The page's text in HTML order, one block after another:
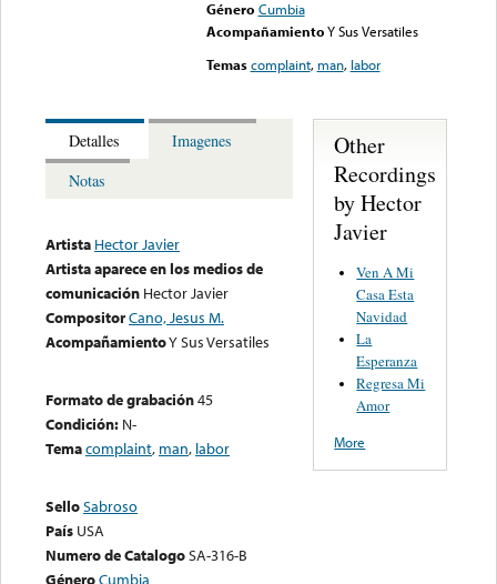
Género Cumbia
AcompañamientoY Sus Versatiles
Temas complaint, man, labor
Detalles
Imagenes
Notas
Artista Hector Javier
Artista aparece en los medios de
comunicación Hector Javier
CompositorCano, Jesus M.
AcompañamientoY Sus Versatiles
Formato de grabación45
Condición: N-
Temacomplaint, man, labor
SelloSabroso
País USA
Numero de CatalogoSA-316-B
GéneroCumbia
Other
Recordings
by Hector
Javier
Ven A Mi
Casa Esta
Navidad
La
Esperanza
Regresa Mi
Amor
More